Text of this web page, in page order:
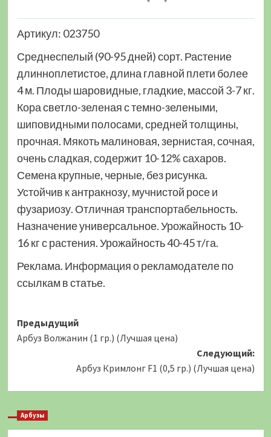
Артикул: 023750
Среднеспелый (90-95 дней) сорт. Растение
длинноплетистое, длина главной плети более
4 м. Плоды шаровидные, гладкие, массой 3-7 кг.
Кора светло-зеленая с темно-зелеными,
шиповидными полосами, средней толщины,
прочная. Мякоть малиновая, зернистая, сочная,
очень сладкая, содержит 10-12% сахаров.
Семена крупные, черные, без рисунка.
Устойчив к антракнозу, мучнистой росе и
фузариозу. Отличная транспортабельность.
Назначение универсальное. Урожайность 10-
16 кг с растения. Урожайность 40-45 т/га.
Реклама. Информация о рекламодателе по
ссылкам в статье.
Навигация
записи
Предыдущий
Арбуз Волжанин (1 гр.) (Лучшая цена)
Следующий:
Арбуз Кримлонг F1 (0,5 гр.) (Лучшая цена)
Арбузы